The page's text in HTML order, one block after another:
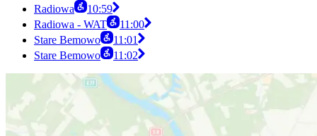
Radiowa
10:59
Radiowa - WAT
11:00
Stare Bemowo
11:01
Stare Bemowo
11:02